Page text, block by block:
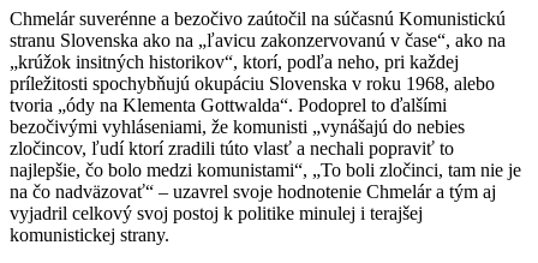
Chmelár suverénne a bezočivo zaútočil na súčasnú Komunistickú
stranu Slovenska ako na „ľavicu zakonzervovanú v čase“, ako na
„krúžok insitných historikov“, ktorí, podľa neho, pri každej
príležitosti spochybňujú okupáciu Slovenska v roku 1968, alebo
tvoria „ódy na Klementa Gottwalda“. Podoprel to ďalšími
bezočivými vyhláseniami, že komunisti „vynášajú do nebies
zločincov, ľudí ktorí zradili túto vlasť a nechali popraviť to
najlepšie, čo bolo medzi komunistami“, „To boli zločinci, tam nie je
na čo nadväzovať“ – uzavrel svoje hodnotenie Chmelár a tým aj
vyjadril celkový svoj postoj k politike minulej i terajšej
komunistickej strany.